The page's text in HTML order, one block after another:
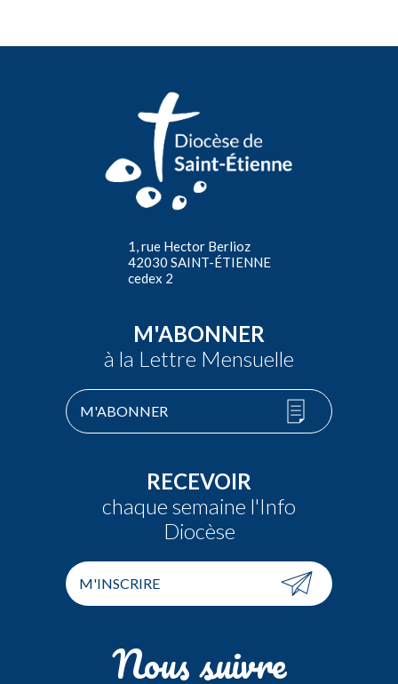
1, rue Hector Berlioz
42030 SAINT-ÉTIENNE
cedex 2
M'ABONNER
à la Lettre Mensuelle
M'ABONNER
RECEVOIR
chaque semaine l'Info
Diocèse
M'INSCRIRE
Nous suivre